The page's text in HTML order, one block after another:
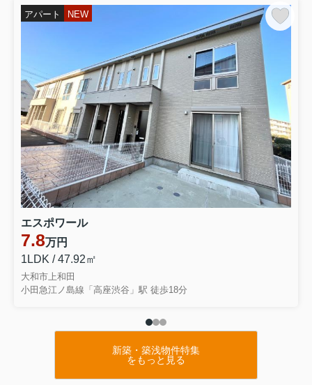
アパート NEW
エスポワール
7.8万円
1LDK / 47.92㎡
大和市上和田
小田急江ノ島線「高座渋谷」駅 徒歩18分
新築・築浅物件特集
をもっと見る